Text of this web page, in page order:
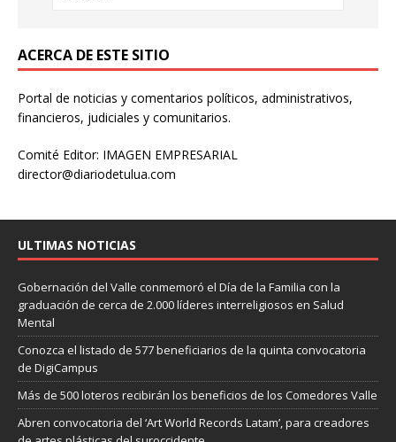
ACERCA DE ESTE SITIO
Portal de noticias y comentarios políticos, administrativos,
financieros, judiciales y comunitarios.
Comité Editor: IMAGEN EMPRESARIAL
director@diariodetulua.com
ULTIMAS NOTICIAS
Gobernación del Valle conmemoró el Día de la Familia con la
graduación de cerca de 2.000 líderes interreligiosos en Salud
Mental
Conozca el listado de 577 beneficiarios de la quinta convocatoria
de DigiCampus
Más de 500 loteros recibirán los beneficios de los Comedores Valle
Abren convocatoria del ‘Art World Records Latam’, para creadores